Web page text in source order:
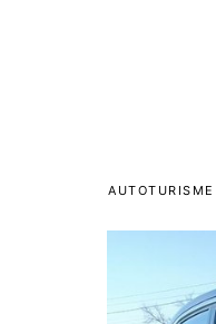
AUTOTURISME